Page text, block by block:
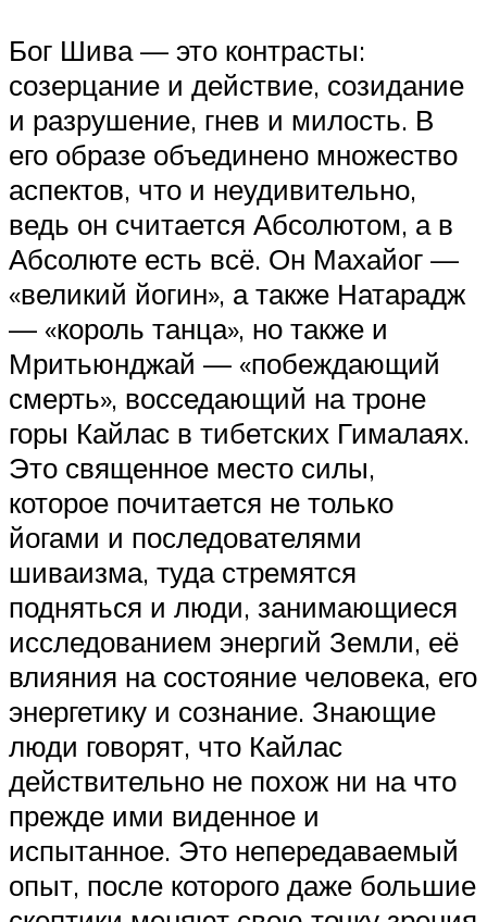
Бог Шива — это контрасты:
созерцание и действие, созидание
и разрушение, гнев и милость. В
его образе объединено множество
аспектов, что и неудивительно,
ведь он считается Абсолютом, а в
Абсолюте есть всё. Он Махайог —
«великий йогин», а также Натарадж
— «король танца», но также и
Мритьюнджай — «побеждающий
смерть», восседающий на троне
горы Кайлас в тибетских Гималаях.
Это священное место силы,
которое почитается не только
йогами и последователями
шиваизма, туда стремятся
подняться и люди, занимающиеся
исследованием энергий Земли, её
влияния на состояние человека, его
энергетику и сознание. Знающие
люди говорят, что Кайлас
действительно не похож ни на что
прежде ими виденное и
испытанное. Это непередаваемый
опыт, после которого даже большие